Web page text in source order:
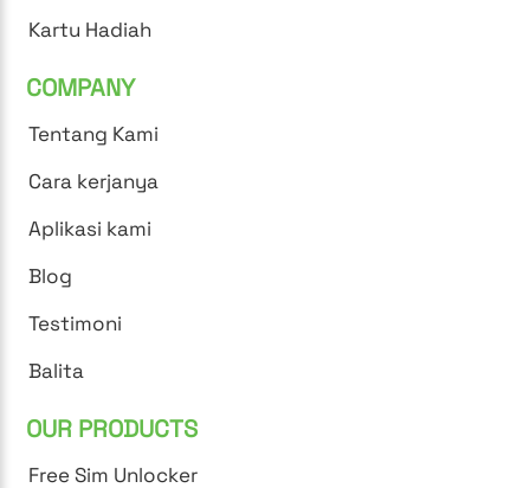
Kartu Hadiah
COMPANY
Tentang Kami
Cara kerjanya
Aplikasi kami
Blog
Testimoni
Balita
OUR PRODUCTS
Free Sim Unlocker